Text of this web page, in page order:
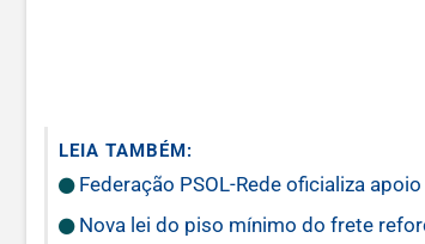
LEIA TAMBÉM:
Federação PSOL-Rede oficializa
Nova lei do piso mínimo do frete